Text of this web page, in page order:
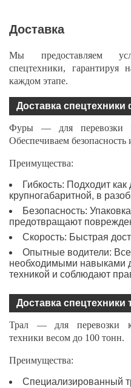
Доставка
Мы предоставляем
спецтехники, гарантируя
каждом этапе.
Доставка спецтехники
Фуры — для перевозки
Обеспечиваем безопасность
Преимущества:
Гибкость: Подходит
крупногабаритной, в
Безопасность:
предотвращают
Скорость: Быстрая
Опытные водители:
необходимыми навыками
техникой и соблюдают
Доставка спецтехники
Трал — для перевозки
техники весом до 100 тонн.
Преимущества:
Специализированный